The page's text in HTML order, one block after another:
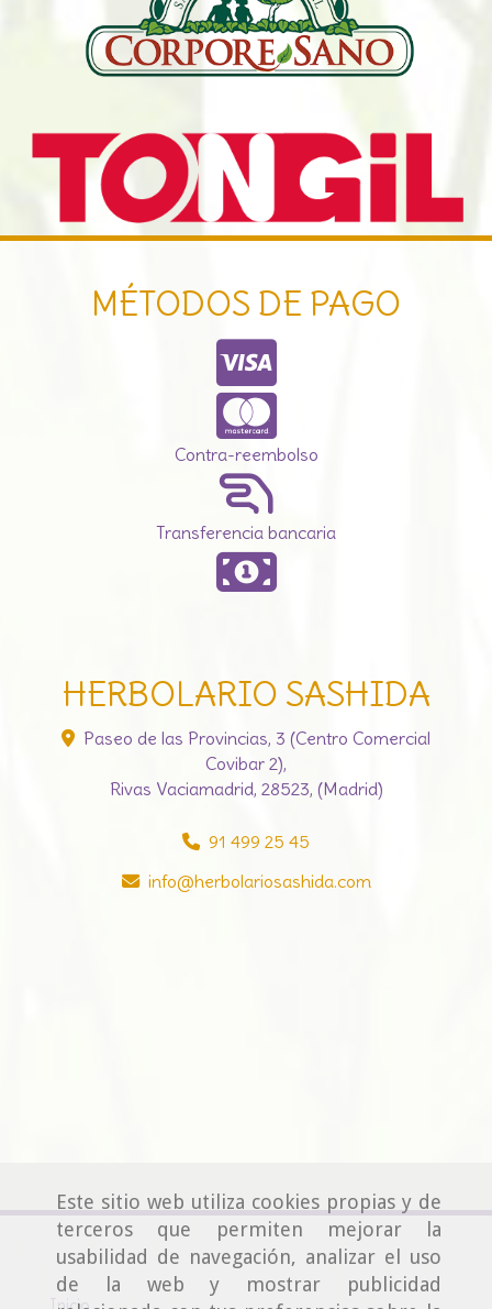
Este sitio web utiliza cookies propias y de
terceros que permiten mejorar la
usabilidad de navegación, analizar el uso
de la web y mostrar publicidad
MÉTODOS DE PAGO
Contra-reembolso
Transferencia bancaria
HERBOLARIO SASHIDA
Paseo de las Provincias, 3 (Centro Comercial
Covibar 2),
Rivas Vaciamadrid, 28523, (Madrid)
91 499 25 45
info
herbolariosashida.com